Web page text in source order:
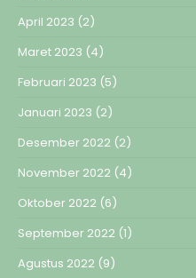
April 2023 (2)
Maret 2023 (4)
Februari 2023 (5)
Januari 2023 (2)
Desember 2022 (2)
November 2022 (4)
Oktober 2022 (6)
September 2022 (1)
Agustus 2022 (9)